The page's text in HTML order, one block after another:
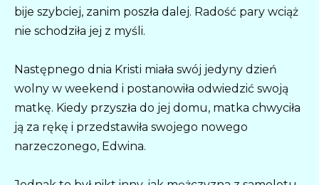
bije szybciej, zanim poszła dalej. Radość pary wciąż
nie schodziła jej z myśli.
Następnego dnia Kristi miała swój jedyny dzień
wolny w weekend i postanowiła odwiedzić swoją
matkę. Kiedy przyszła do jej domu, matka chwyciła
ją za rękę i przedstawiła swojego nowego
narzeczonego, Edwina.